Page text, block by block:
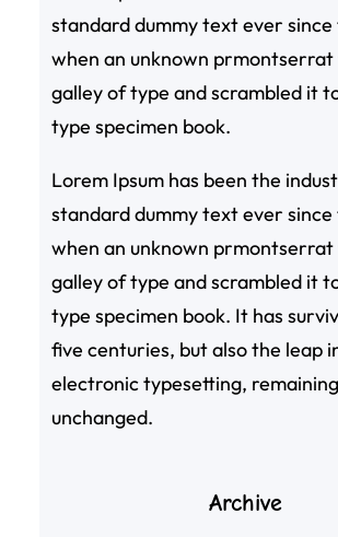
standard dummy text ever since
when an unknown prmontserrat
galley of type and scrambled it
type specimen book.
Lorem Ipsum has been the
standard dummy text ever since
when an unknown prmontserrat
galley of type and scrambled it
type specimen book. It has
five centuries, but also the leap
electronic typesetting,
unchanged.
Archive